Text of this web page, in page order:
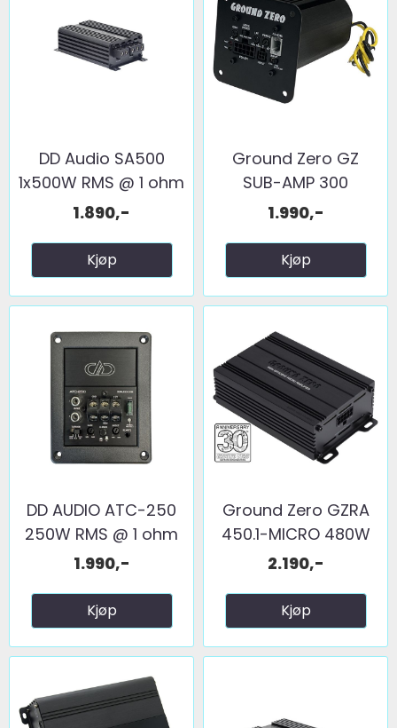
DD Audio SA500
1x500W RMS @ 1 ohm
...
1.890,-
Kjøp
Ground Zero GZ
SUB-AMP 300
1.990,-
Kjøp
DD AUDIO ATC-250
250W RMS @ 1 ohm
1.990,-
Kjøp
Ground Zero GZRA
450.1-MICRO 480W
@ 1 ...
2.190,-
Kjøp